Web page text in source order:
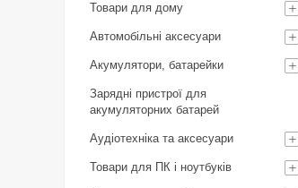
Товари для дому
Автомобільні аксесуари
Акумулятори, батарейки
Зарядні пристрої для
акумуляторних батарей
Аудіотехніка та аксесуари
Товари для ПК і ноутбуків